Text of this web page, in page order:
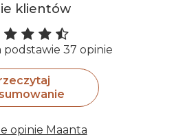
klientów
podstawie 37 opinie
opinie Maanta